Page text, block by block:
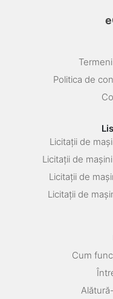
Politica de
Licitații de
Licitații de
Licitații de
Licitații de
Cum